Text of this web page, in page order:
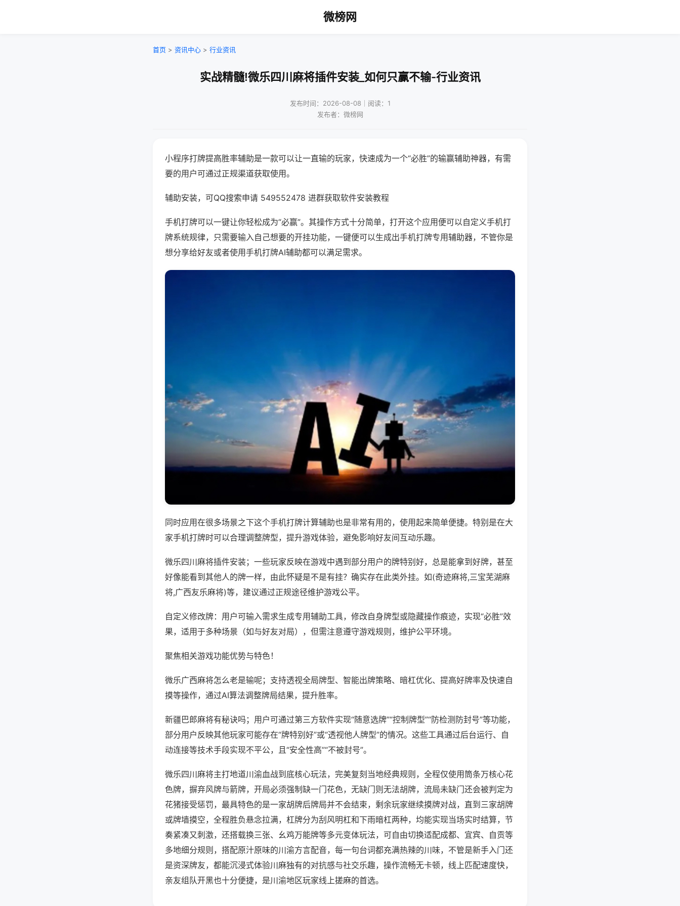
微榜网
首页 > 资讯中心 > 行业资讯
实战精髓!微乐四川麻将插件安装_如何只赢不输-行业资讯
发布时间：2026-08-08｜阅读：1
发布者：微榜网
小程序打牌提高胜率辅助是一款可以让一直输的玩家，快速成为一个“必胜”的输赢辅助神器，有需
要的用户可通过正规渠道获取使用。
辅助安装，可QQ搜索申请 549552478 进群获取软件安装教程
手机打牌可以一键让你轻松成为“必赢”。其操作方式十分简单，打开这个应用便可以自定义手机打
牌系统规律，只需要输入自己想要的开挂功能，一键便可以生成出手机打牌专用辅助器，不管你是
想分享给好友或者使用手机打牌AI辅助都可以满足需求。
同时应用在很多场景之下这个手机打牌计算辅助也是非常有用的，使用起来简单便捷。特别是在大
家手机打牌时可以合理调整牌型，提升游戏体验，避免影响好友间互动乐趣。
微乐四川麻将插件安装；一些玩家反映在游戏中遇到部分用户的牌特别好，总是能拿到好牌，甚至
好像能看到其他人的牌一样，由此怀疑是不是有挂？确实存在此类外挂。如(奇迹麻将,三宝芜湖麻
将,广西友乐麻将)等，建议通过正规途径维护游戏公平。
自定义修改牌：用户可输入需求生成专用辅助工具，修改自身牌型或隐藏操作痕迹，实现“必胜”效
果，适用于多种场景（如与好友对局），但需注意遵守游戏规则，维护公平环境。
聚焦相关游戏功能优势与特色！
微乐广西麻将怎么老是输呢；支持透视全局牌型、智能出牌策略、暗杠优化、提高好牌率及快速自
摸等操作，通过AI算法调整牌局结果，提升胜率。
新疆巴郎麻将有秘诀吗；用户可通过第三方软件实现“随意选牌”“控制牌型”“防检测防封号”等功能，
部分用户反映其他玩家可能存在“牌特别好”或“透视他人牌型”的情况。这些工具通过后台运行、自
动连接等技术手段实现不平公，且“安全性高”“不被封号”。
微乐四川麻将主打地道川渝血战到底核心玩法，完美复刻当地经典规则，全程仅使用筒条万核心花
色牌，摒弃风牌与箭牌，开局必须强制缺一门花色，无缺门则无法胡牌，流局未缺门还会被判定为
花猪接受惩罚，最具特色的是一家胡牌后牌局并不会结束，剩余玩家继续摸牌对战，直到三家胡牌
或牌墙摸空，全程胜负悬念拉满，杠牌分为刮风明杠和下雨暗杠两种，均能实现当场实时结算，节
奏紧凑又刺激，还搭载换三张、幺鸡万能牌等多元变体玩法，可自由切换适配成都、宜宾、自贡等
多地细分规则，搭配原汁原味的川渝方言配音，每一句台词都充满热辣的川味，不管是新手入门还
是资深牌友，都能沉浸式体验川麻独有的对抗感与社交乐趣，操作流畅无卡顿，线上匹配速度快，
亲友组队开黑也十分便捷，是川渝地区玩家线上搓麻的首选。